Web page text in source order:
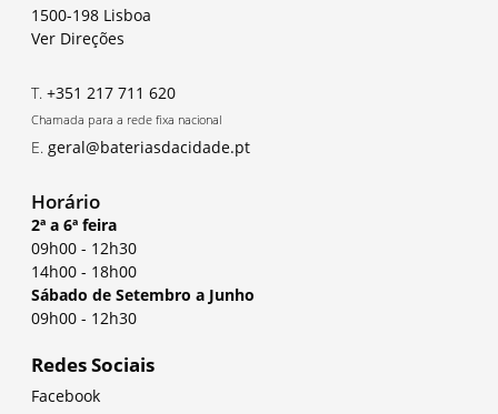
1500-198 Lisboa
Ver Direções
T. +351 217 711 620
Chamada para a rede fixa nacional
E. geral@bateriasdacidade.pt
Horário
2ª a 6ª feira
09h00 - 12h30
14h00 - 18h00
Sábado de Setembro a Junho
09h00 - 12h30
Redes Sociais
Facebook